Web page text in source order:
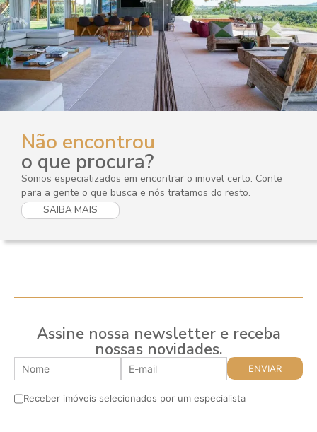
Não encontrou
o que procura?
Somos especializados em encontrar o imovel certo. Conte
para a gente o que busca e nós tratamos do resto.
SAIBA MAIS
Assine nossa newsletter e receba
nossas novidades.
Receber imóveis selecionados por um especialista